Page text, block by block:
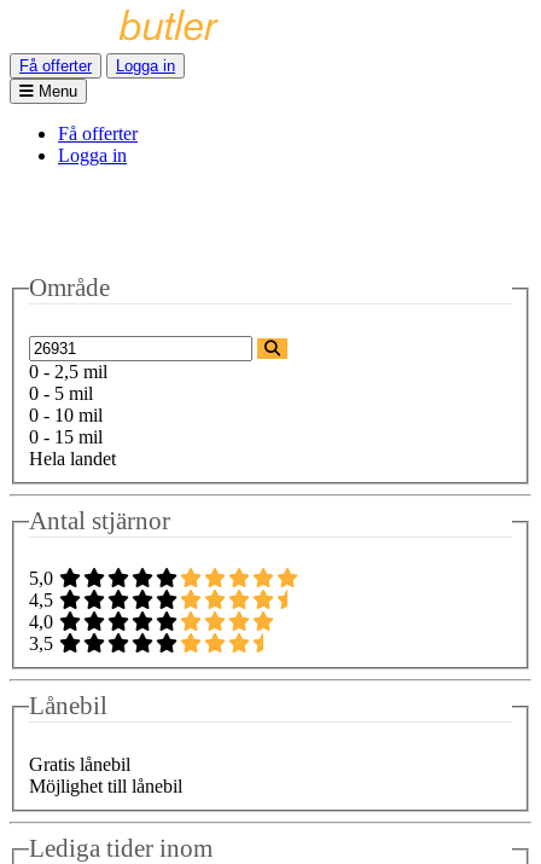
Få offerter
Logga in
Menu
Få offerter
Logga in
Område
0 - 2,5 mil
0 - 5 mil
0 - 10 mil
0 - 15 mil
Hela landet
Antal stjärnor
5,0
4,5
4,0
3,5
Lånebil
Gratis lånebil
Möjlighet till lånebil
Lediga tider inom